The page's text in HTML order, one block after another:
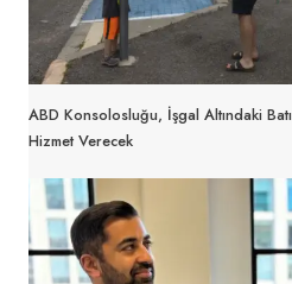
ABD Konsolosluğu, İşgal Altındaki
Hizmet Verecek